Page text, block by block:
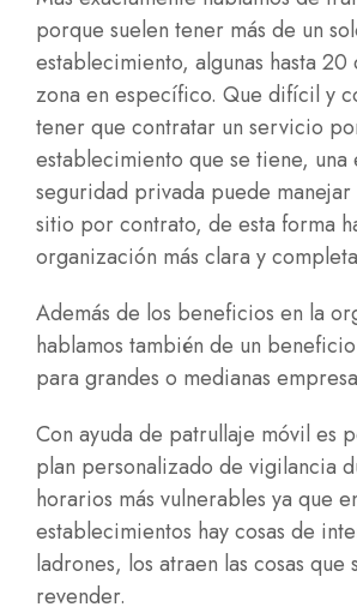
porque suelen tener más de un
establecimiento, algunas hasta 20
zona en específico. Que difícil y
tener que contratar un servicio
establecimiento que se tiene, una
seguridad privada puede manejar
sitio por contrato, de esta forma
organización más clara y
Además de los beneficios en la
hablamos también de un
para grandes o medianas
Con ayuda de patrullaje móvil es
plan personalizado de vigilancia
horarios más vulnerables ya que
establecimientos hay cosas de
ladrones, los atraen las cosas que
revender.